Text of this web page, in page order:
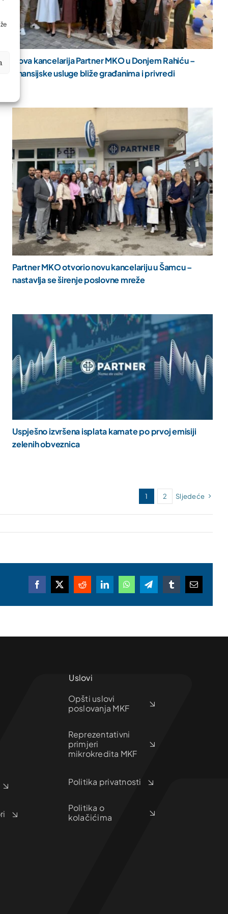
Nova kancelarija Partner MKO u Donjem Rahiću –
finansijske usluge bliže građanima i privredi
Partner MKO otvorio novu kancelariju u Šamcu –
nastavlja se širenje poslovne mreže
Uspješno izvršena isplata kamate po prvoj emisiji
zelenih obveznica
1 2 Sljedeće
Facebook
X RedditLinkedInWhatsAppTelegramTumblrEmail
Uslovi
Opšti uslovi
poslovanja MKF
Reprezentativni
primjeri
mikrokredita MKF
Politika privatnosti
Politika o
kolačićima